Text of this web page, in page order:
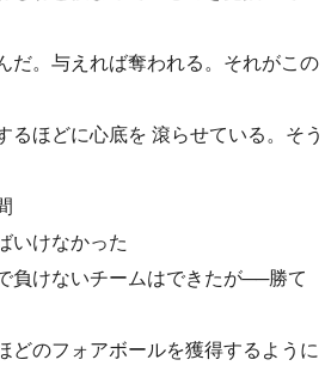
だ。与えれば奪われる。それがこの
るほどに心底を 滾らせている。そう
いけなかった
負けないチームはできたが──勝て
どのフォアボールを獲得するように